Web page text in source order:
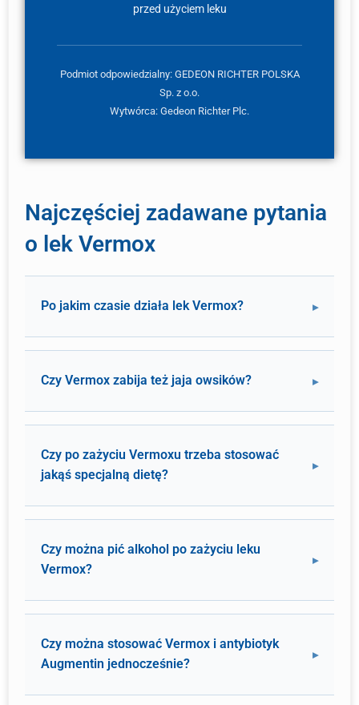
przed użyciem leku
Podmiot odpowiedzialny: GEDEON RICHTER POLSKA
Sp. z o.o.
Wytwórca: Gedeon Richter Plc.
Najczęściej zadawane pytania
o lek Vermox
Po jakim czasie działa lek Vermox?
Czy Vermox zabija też jaja owsików?
Czy po zażyciu Vermoxu trzeba stosować
jakąś specjalną dietę?
Czy można pić alkohol po zażyciu leku
Vermox?
Czy można stosować Vermox i antybiotyk
Augmentin jednocześnie?